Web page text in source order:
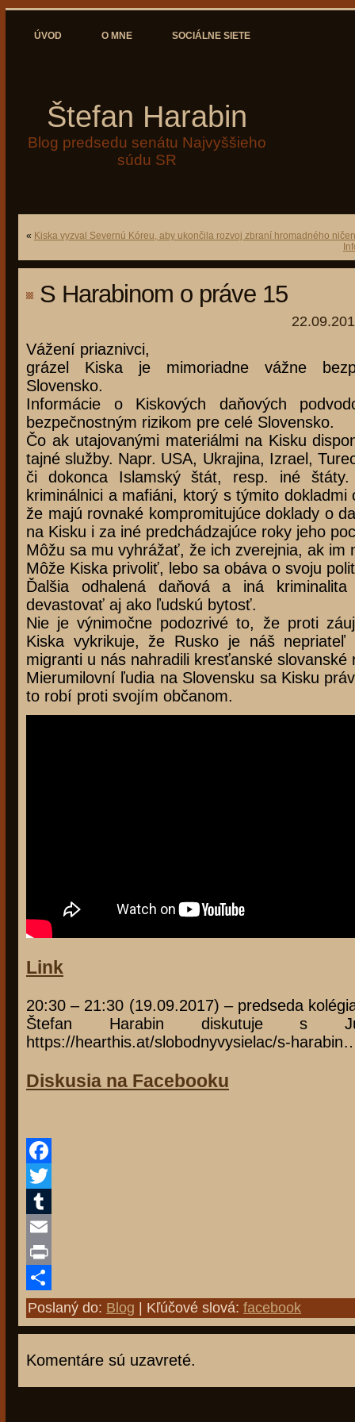
ÚVOD O MNE SOCIÁLNE SIETE
Štefan Harabin
Blog predsedu senátu Najvyššieho
súdu SR
« Kiska vyzval Severnú Kóreu, aby ukončila rozvoj zbraní hromadného
S Harabinom o práve 15
Vážení priaznivci,
grázel Kiska je mimoriadne vážne
Slovensko.
Informácie o Kiskových daňových
bezpečnostným rizikom pre celé Slovensko.
Čo ak utajovanými materiálmi na Kisku
tajné služby. Napr. USA, Ukrajina, Izrael,
či dokonca Islamský štát, resp. iné štáty.
kriminálnici a mafiáni, ktorý s týmito dokladmi
že majú rovnaké kompromitujúce doklady o
na Kisku i za iné predchádzajúce roky jeho
Môžu sa mu vyhrážať, že ich zverejnia, ak im
Môže Kiska privoliť, lebo sa obáva o svoju
Ďalšia odhalená daňová a iná
devastovať aj ako ľudskú bytosť.
Nie je výnimočne podozrivé to, že proti
Kiska vykrikuje, že Rusko je náš
migranti u nás nahradili kresťanské slovanské
Mierumilovní ľudia na Slovensku sa Kisku
to robí proti svojím občanom.
Link
20:30 – 21:30 (19.09.2017) – predseda
Štefan Harabin diskutuje s
https://hearthis.at/slobodnyvysielac/s-
Diskusia na Facebooku
Facebook
Twitter
Tumblr
Email
Print
Share
Poslaný do: Blog | Kľúčové slová: facebook
Komentáre sú uzavreté.